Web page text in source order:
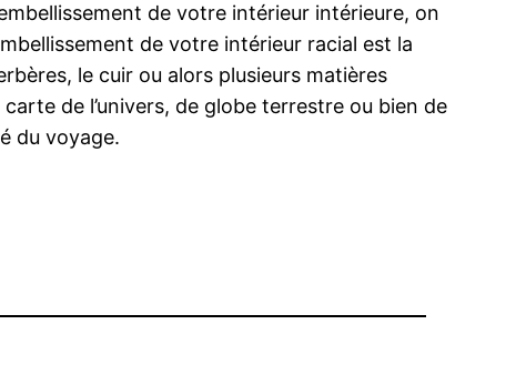
de votre intérieur intérieure, on
de votre intérieur racial est la
le cuir ou alors plusieurs matières
de l’univers, de globe terrestre ou bien de
du voyage.